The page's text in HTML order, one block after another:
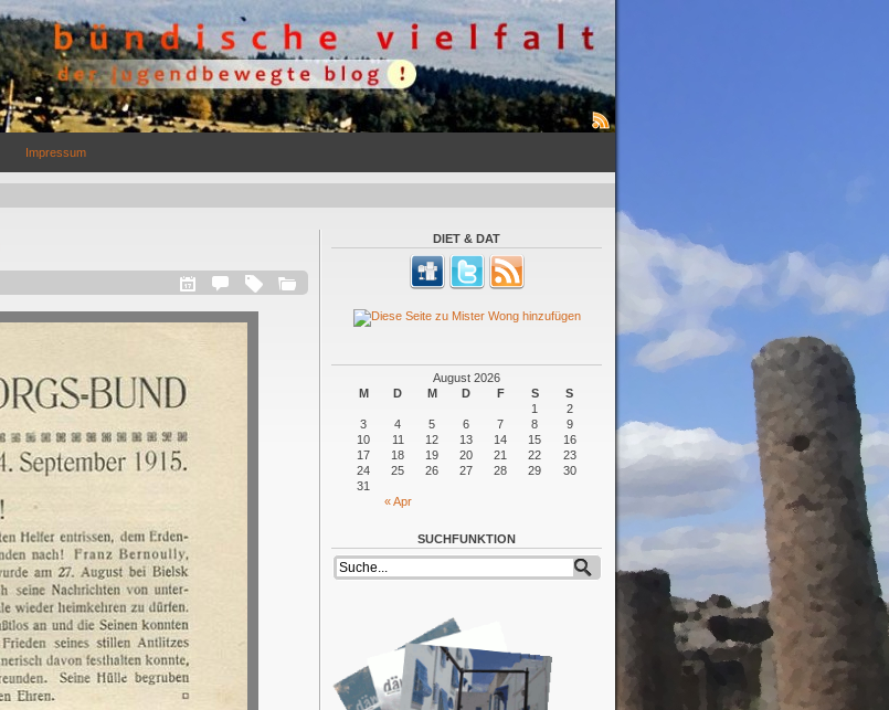
Impressum
DIET & DAT
August 2026
M
D M D F S S
« Apr
1
2
3
4 5 6 7 8
9
10
11 12 13 14 15
16
17
18 19 20 21 22
23
24
25 26 27 28 29
30
31
SUCHFUNKTION